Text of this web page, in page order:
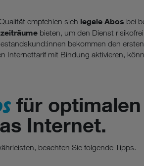
empfehlen sich legale Abos bei
bieten, um den Dienst
bekommen den
Internettarif mit Bindung aktivieren,
für optimalen
Internet.
beachten Sie folgende Tipps.